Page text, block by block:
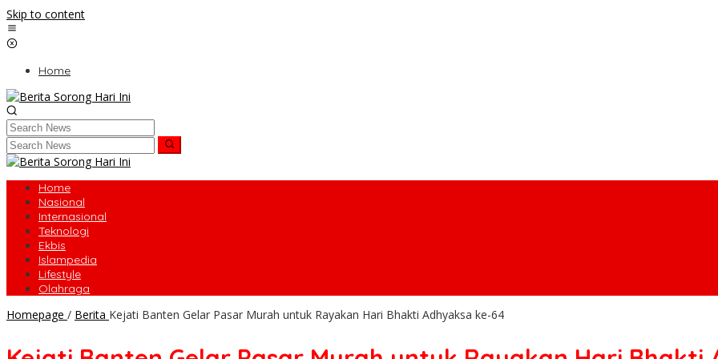
Skip to content
Home
Home
Nasional
Internasional
Teknologi
Ekbis
Islampedia
Lifestyle
Olahraga
Homepage / Berita Kejati Banten Gelar Pasar Murah untuk Rayakan Hari Bhakti Adhyaksa ke-64